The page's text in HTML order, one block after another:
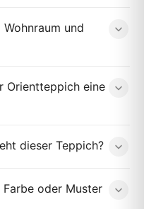
und
Orientteppich eine
dieser Teppich?
oder Muster